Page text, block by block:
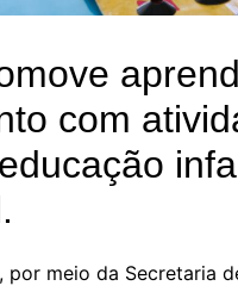
com
por meio da Secretaria